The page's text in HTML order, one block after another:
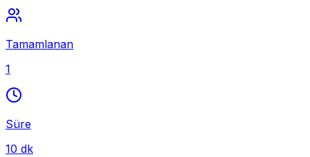
Tamamlanan
1
Süre
10 dk